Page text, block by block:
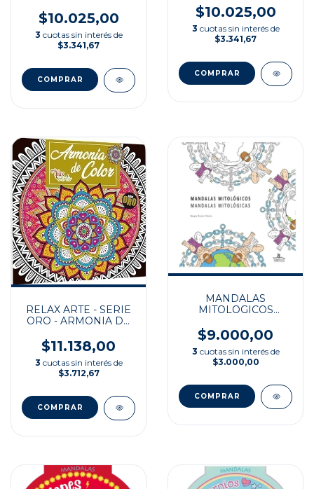
$10.025,00
3 cuotas sin interés de
$3.341,67
$10.025,00
3 cuotas sin interés de
$3.341,67
RELAX ARTE - SERIE
ORO - ARMONIA DE
$11.138,00
3 cuotas sin interés de
$3.712,67
MANDALAS
MITOLOGICOS
MITOLOGICAS
$9.000,00
3 cuotas sin interés de
$3.000,00